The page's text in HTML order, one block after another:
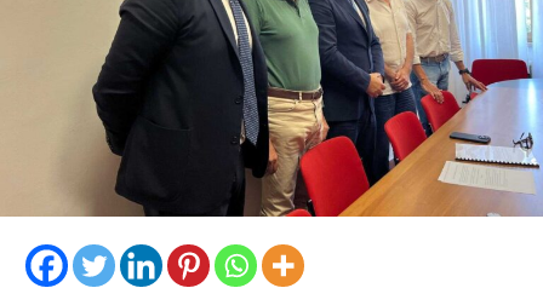
consultare tutte le modalità di partecipazione.